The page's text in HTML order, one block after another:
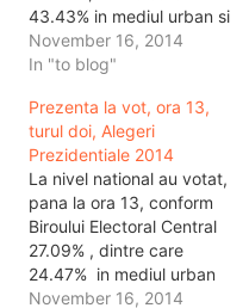
43.43% in mediul urban si
45.04% in mediul rural. In
total au
romani pana acum.
99.28% din sectiile de
votare. Prezenta la vot in
turul 1. Pana la ora 16 se
prezentasera…
November 16, 2014
In "to blog"
Prezenta la vot, ora 13,
turul doi, Alegeri
Prezidentiale 2014
La nivel national au votat,
pana la ora 13, conform
Biroului Electoral Central
27.09% , dintre care
24.47% in mediul urban
si 26.57% in mediul rural.
November 16, 2014